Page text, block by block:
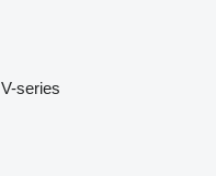
V-series